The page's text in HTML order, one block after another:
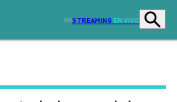
STREAMING EN VIVO